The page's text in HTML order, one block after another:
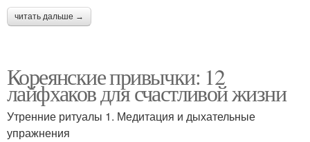
читать дальше →
Кореянские привычки: 12
лайфхаков для счастливой жизни
Утренние ритуалы 1. Медитация и дыхательные
упражнения